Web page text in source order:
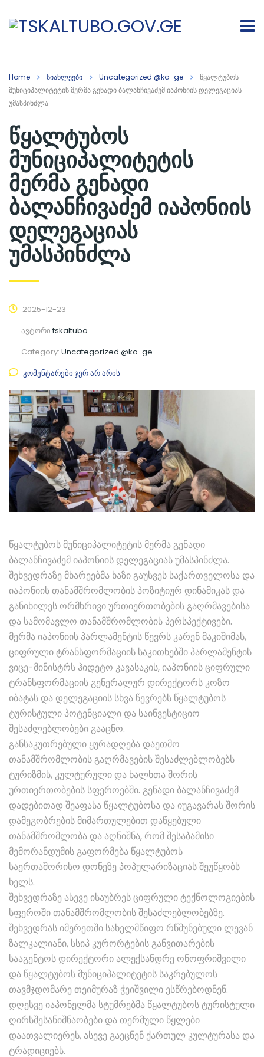
Home სიახლეები Uncategorized @ka-ge
წყალტუბოს
მუნიციპალიტეტის მერმა გენადი ბალანჩივაძემ იაპონიის დელეგაციას
უმასპინძლა
წყალტუბოს
მუნიციპალიტეტის
მერმა გენადი
ბალანჩივაძემ იაპონიის
დელეგაციას
უმასპინძლა
2025-12-23
ავტორიtskaltubo
Category: Uncategorized @ka-ge
კომენტარები ჯერ არ არის
წყალტუბოს მუნიციპალიტეტის მერმა გენადი
ბალანჩივაძემ იაპონიის დელეგაციას უმასპინძლა.
შეხვედრაზე მხარეებმა ხაზი გაუსვეს საქართველოსა და
იაპონიის თანამშრომლობის პოზიტიურ დინამიკას და
განიხილეს ორმხრივი ურთიერთობების გაღრმავებისა
და სამომავლო თანამშრომლობის პერსპექტივები.
მერმა იაპონიის პარლამენტის წევრს კარენ მაკიშიმას,
ციფრული ტრანსფორმაციის საკითხებში პარლამენტის
ვიცე-მინისტრს ჰიდეტო კავასაკის, იაპონიის ციფრული
ტრანსფორმაციის გენერალურ დირექტორს კოზო
იბატას და დელეგაციის სხვა წევრებს წყალტუბოს
ტურისტული პოტენციალი და საინვესტიციო
შესაძლებლობები გააცნო.
განსაკუთრებული ყურადღება დაეთმო
თანამშრომლობის გაღრმავების შესაძლებლობებს
ტურიზმის, კულტურული და ხალხთა შორის
ურთიერთობების სფეროებში. გენადი ბალანჩივაძემ
დადებითად შეაფასა წყალტუბოსა და იუგავარას შორის
დამეგობრების მიმართულებით დაწყებული
თანამშრომლობა და აღნიშნა, რომ შესაბამისი
მემორანდუმის გაფორმება წყალტუბოს
საერთაშორისო დონეზე პოპულარიზაციას შეუწყობს
ხელს.
შეხვედრაზე ასევე ისაუბრეს ციფრული ტექნოლოგიების
სფეროში თანამშრომლობის შესაძლებლობებზე.
შეხვედრას იმერეთში სახელმწიფო რწმუნებული ლევან
ზალკალიანი, სსიპ კურორტების განვითარების
სააგენტოს დირექტორი ალექსანდრე ონოფრიშვილი
და წყალტუბოს მუნიციპალიტეტის საკრებულოს
თავმჯდომარე თეიმურაზ ჭეიშვილი ესწრებოდნენ.
დღესვე იაპონელმა სტუმრებმა წყალტუბოს ტურისტული
ღირსშესანიშნაობები და თერმული წყლები
დაათვალიერეს, ასევე გაეცნენ ქართულ კულტურასა და
ტრადიციებს.